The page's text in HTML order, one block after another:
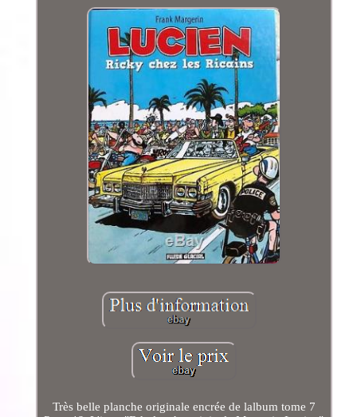
Très belle planche originale encrée de lalbum tome 7